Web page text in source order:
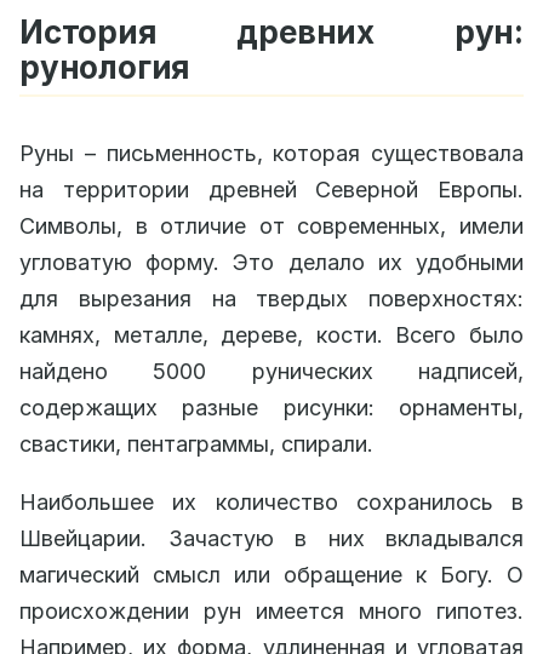
История древних рун:
рунология
Руны – письменность, которая существовала
на территории древней Северной Европы.
Символы, в отличие от современных, имели
угловатую форму. Это делало их удобными
для вырезания на твердых поверхностях:
камнях, металле, дереве, кости. Всего было
найдено 5000 рунических надписей,
содержащих разные рисунки: орнаменты,
свастики, пентаграммы, спирали.
Наибольшее их количество сохранилось в
Швейцарии. Зачастую в них вкладывался
магический смысл или обращение к Богу. О
происхождении рун имеется много гипотез.
Например, их форма, удлиненная и угловатая